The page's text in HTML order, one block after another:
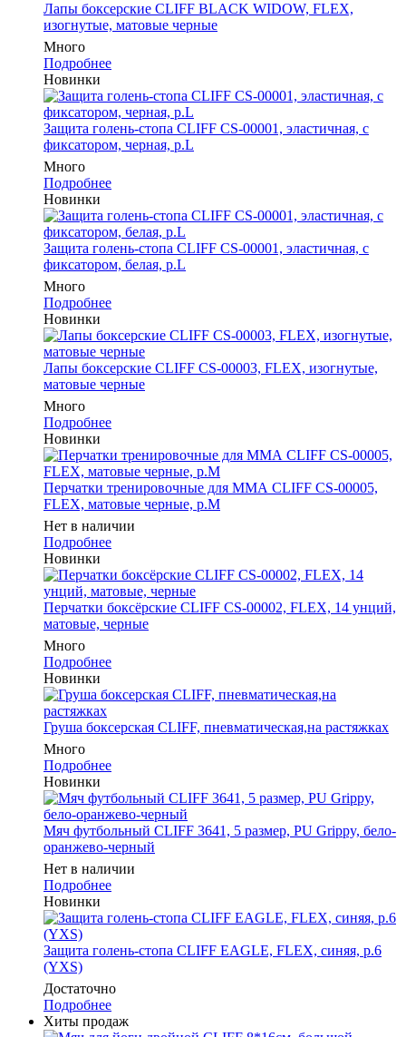
Лапы боксерские CLIFF BLACK WIDOW, FLEX,
изогнутые, матовые черные
Много
Подробнее
Новинки
Защита голень-стопа CLIFF CS-00001, эластичная, с
фиксатором, черная, р.L
Много
Подробнее
Новинки
Защита голень-стопа CLIFF CS-00001, эластичная, с
фиксатором, белая, р.L
Много
Подробнее
Новинки
Лапы боксерские CLIFF CS-00003, FLEX, изогнутые,
матовые черные
Много
Подробнее
Новинки
Перчатки тренировочные для ММА CLIFF CS-00005,
FLEX, матовые черные, р.M
Нет в наличии
Подробнее
Новинки
Перчатки боксёрские CLIFF CS-00002, FLEX, 14 унций,
матовые, черные
Много
Подробнее
Новинки
Груша боксерская CLIFF, пневматическая,на растяжках
Много
Подробнее
Новинки
Мяч футбольный CLIFF 3641, 5 размер, PU Grippy, бело-
оранжево-черный
Нет в наличии
Подробнее
Новинки
Защита голень-стопа CLIFF EAGLE, FLEX, синяя, р.6
(YXS)
Достаточно
Подробнее
Хиты продаж